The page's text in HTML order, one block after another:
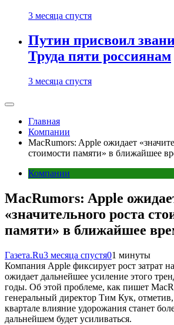
3 месяца спустя
Путин присвоил
Труда пяти россиянам
3 месяца спустя
Главная
Компании
MacRumors: Apple ожидает
стоимости памяти» в ближайшее
Компании
MacRumors: Apple
«значительного роста
памяти» в ближайшее
Газета.Ru3 месяца спустя01 минуты
Компания Apple фиксирует рост затрат
ожидает дальнейшее усиление этого
годы. Об этой проблеме, как пишет
генеральный директор Тим Кук,
квартале влияние удорожания станет
дальнейшем будет усиливаться.